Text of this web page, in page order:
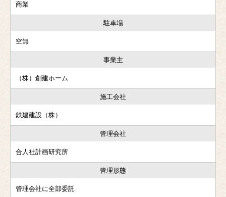
商業
駐車場
空無
事業主
（株）創建ホーム
施工会社
鉄建建設（株）
管理会社
合人社計画研究所
管理形態
管理会社に全部委託